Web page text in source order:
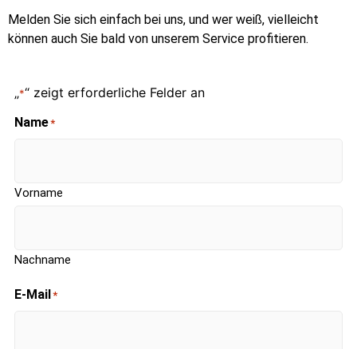
Melden Sie sich einfach bei uns, und wer weiß, vielleicht
können auch Sie bald von unserem Service profitieren.
„*“ zeigt erforderliche Felder an
Name*
Vorname
Nachname
E-Mail*